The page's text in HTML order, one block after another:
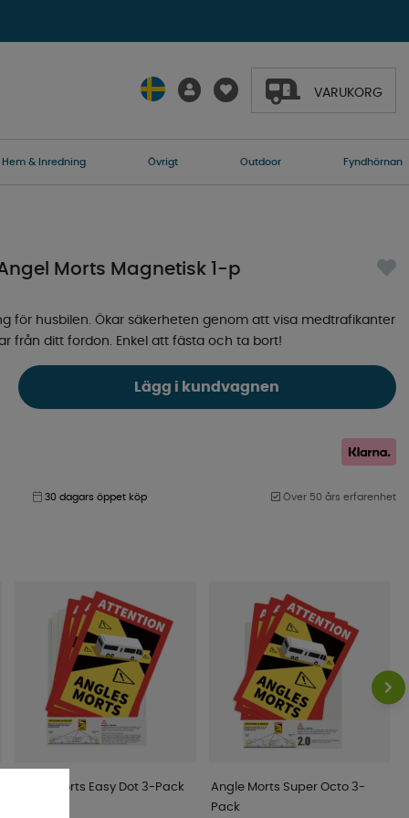
VARUKORG
Hem & Inredning Övrigt Outdoor Fyndhörnan
Morts Magnetisk 1-p
för husbilen. Ökar säkerheten genom att visa medtrafikanter
från ditt fordon. Enkel att fästa och ta bort!
Lägg i kundvagnen
30 dagars öppet köp Över 50 års erfarenhet
Angle Morts Easy Dot 3-Pack
Angle Morts Super Octo 3-
Pack